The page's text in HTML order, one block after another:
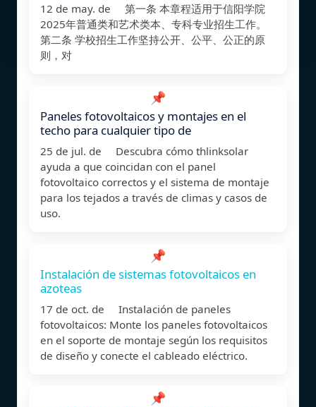
12 de may. de 第一条 本章程适用于信阳学院
2025年普通类和艺术类本、专科专业招生工作。
第二条 学校招生工作坚持公开、公平、公正的原
则，对
📌
Paneles fotovoltaicos y montajes en el
techo para cualquier tipo de
25 de jul. de Descubra cómo thlinksolar
ayuda a que coincidan con el panel
fotovoltaico correctos y el sistema de montaje
para los tejados a través de climas y casos de
uso.
📌
Instalación de sistemas fotovoltaicos en
azoteas
17 de oct. de Instalación de paneles
fotovoltaicos: Monte los paneles fotovoltaicos
en el soporte de montaje según los requisitos
de diseño y conecte el cableado eléctrico.
📌